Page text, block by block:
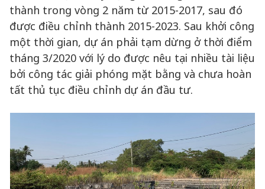
thành trong vòng 2 năm từ 2015-2017, sau đó
được điều chỉnh thành 2015-2023. Sau khởi công
một thời gian, dự án phải tạm dừng ở thời điểm
tháng 3/2020 với lý do được nêu tại nhiều tài liệu
bởi công tác giải phóng mặt bằng và chưa hoàn
tất thủ tục điều chỉnh dự án đầu tư.